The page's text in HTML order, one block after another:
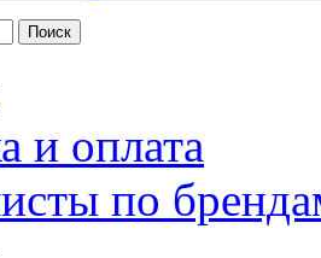
Поиск
и оплата
по